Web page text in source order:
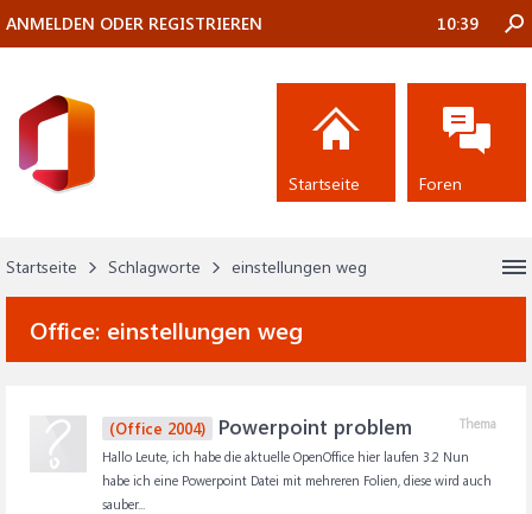
Startseite Schlagworte einstellungen weg
Office: einstellungen weg
Thema
(Office 2004) Powerpoint problem
Hallo Leute, ich habe die aktuelle OpenOffice hier laufen 3.2 Nun
habe ich eine Powerpoint Datei mit mehreren Folien, diese wird auch
sauber...
ANMELDEN ODER REGISTRIEREN 10:39
Startseite Foren